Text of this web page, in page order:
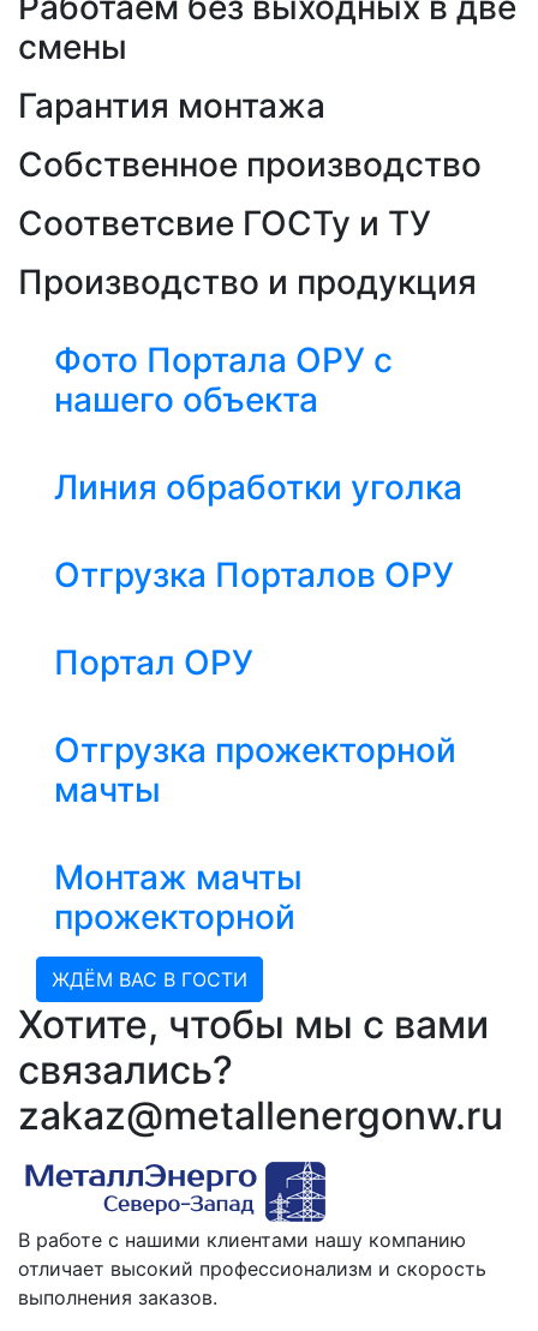
смены
Гарантия монтажа
Собственное производство
Соответсвие ГОСТу и ТУ
Производство и продукция
Фото Портала ОРУ с
нашего объекта
Линия обработки уголка
Отгрузка Порталов ОРУ
Портал ОРУ
Отгрузка прожекторной
мачты
Монтаж мачты
прожекторной
ЖДЁМ ВАС В ГОСТИ
Хотите, чтобы мы с вами
связались?
zakaz@metallenergonw.ru
В работе с нашими клиентами нашу компанию
отличает высокий профессионализм и скорость
выполнения заказов.